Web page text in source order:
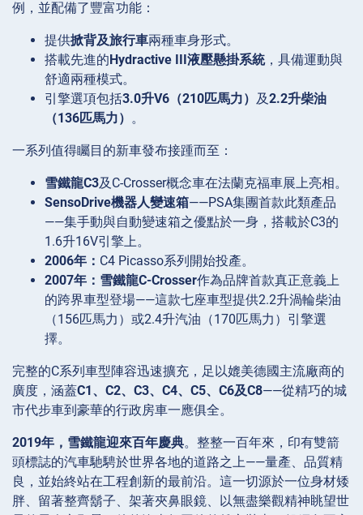
例，並配備了豐富功能：
提供掀背及旅行車兩種車身形式。
搭載先進的Hydractive III液壓懸掛系統，具備運動與
舒適兩種模式。
引擎選項包括3.0升V6（210匹馬力） 及2.2升柴油
（136匹馬力） 。
一系列值得矚目的新車發布接踵而至：
雪鐵龍C3及C-Crosser概念車在法蘭克福車展上亮相。
SensoDrive機器人變速箱——PSA集團首款此類產品
——集手動與自動變速箱之優點於一身，搭載於C3的
1.6升16V引擎上。
2006年： C4 Picasso系列開始投產。
2007年： 雪鐵龍C-Crosser作為品牌首款真正意義上
的跨界車型登場——這款七座車型提供2.2升渦輪柴油
（156匹馬力）或2.4升汽油（170匹馬力）引擎選
擇。
完整的C系列車型陣容迅速擴充，足以媲美德國主流廠商的
廣度，涵蓋C1、C2、C3、C4、C5、C6及C8——從精巧的城
市代步車到豪華的行政房車一應俱全。
2019年，雪鐵龍迎來百年慶典。整整一百年來，印有雙箭
頭標誌的汽車馳騁於世界各地的道路之上——量產、品質精
良，並始終站在工程創新的最前沿。這一切源於一位身材矮
胖、留著整齊鬍子、架著夾鼻眼鏡、以無盡樂觀精神眺望世